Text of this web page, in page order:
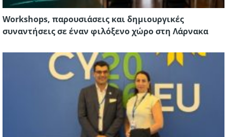
Workshops, παρουσιάσεις και δημιουργικές
συναντήσεις σε έναν φιλόξενο χώρο στη Λάρνακα